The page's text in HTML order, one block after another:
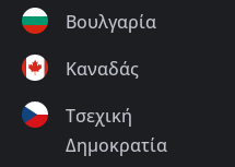
Βουλγαρία
Καναδάς
Τσεχική
Δημοκρατία